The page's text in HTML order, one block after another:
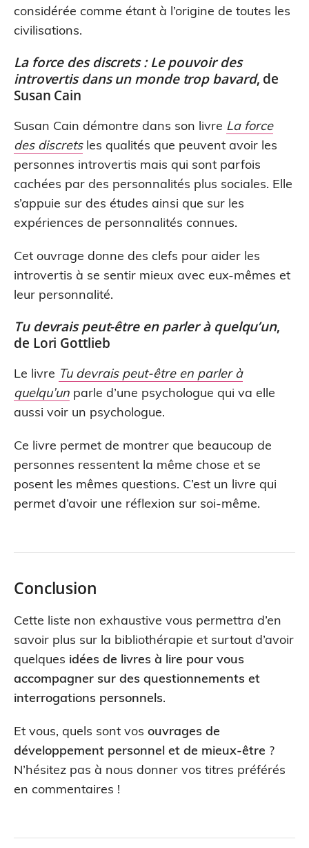
considérée comme étant à l’origine de toutes les
civilisations.
La force des discrets : Le pouvoir des
introvertis dans un monde trop bavard, de
Susan Cain
Susan Cain démontre dans son livre La force
des discretsles qualités que peuvent avoir les
personnes introvertis mais qui sont parfois
cachées par des personnalités plus sociales. Elle
s’appuie sur des études ainsi que sur les
expériences de personnalités connues.
Cet ouvrage donne des clefs pour aider les
introvertis à se sentir mieux avec eux-mêmes et
leur personnalité.
Tu devrais peut‑être en parler à quelqu’un,
de Lori Gottlieb
Le livre Tu devrais peut-être en parler à
quelqu’un parle d’une psychologue qui va elle
aussi voir un psychologue.
Ce livre permet de montrer que beaucoup de
personnes ressentent la même chose et se
posent les mêmes questions. C’est un livre qui
permet d’avoir une réflexion sur soi-même.
Conclusion
Cette liste non exhaustive vous permettra d’en
savoir plus sur la bibliothérapie et surtout d’avoir
quelques idées de livres à lire pour vous
accompagner sur des questionnements et
interrogations personnels.
Et vous, quels sont vos ouvrages de
développement personnel et de mieux-être ?
N’hésitez pas à nous donner vos titres préférés
en commentaires !